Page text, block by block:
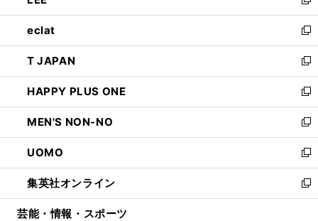
開
く
ウ
で
開
く
ン
ド
ウ
で
開
く
ウ
ィ
ン
ド
ウ
で
開
く
新
し
い
ウ
ィ
ン
ド
ウ
で
開
く
eclat
新
し
い
ウ
ィ
ン
ド
ウ
で
開
く
T JAPAN
新
し
い
ウ
ィ
ン
ド
ウ
で
開
HAPPY PLUS ONE
新
し
い
ウ
ィ
ン
ド
ウ
MEN'S NON-NO
新
し
い
ウ
ィ
ン
UOMO
新
し
い
ウ
集英社オンライン
新
し
芸能・情報・スポーツ